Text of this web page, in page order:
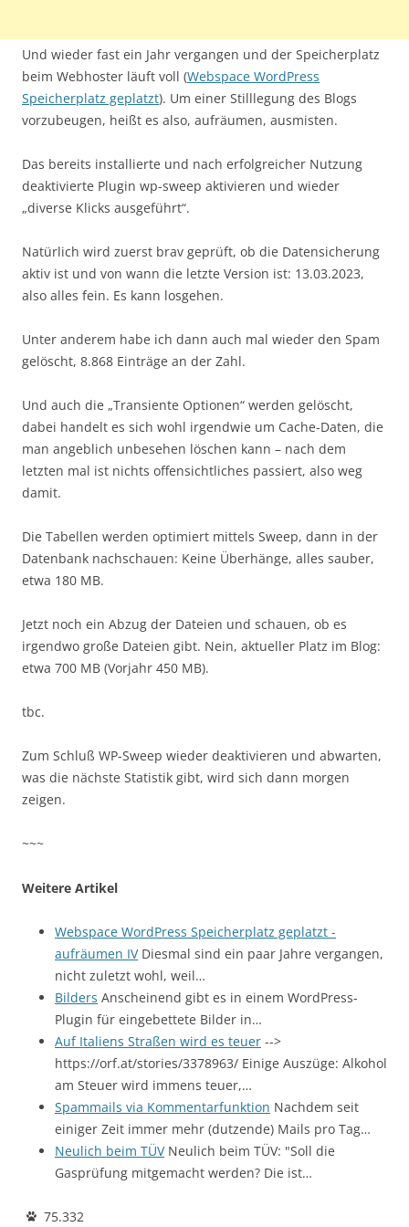
Und wieder fast ein Jahr vergangen und der Speicherplatz
beim Webhoster läuft voll (Webspace WordPress
Speicherplatz geplatzt). Um einer Stilllegung des Blogs
vorzubeugen, heißt es also, aufräumen, ausmisten.
Das bereits installierte und nach erfolgreicher Nutzung
deaktivierte Plugin wp-sweep aktivieren und wieder
„diverse Klicks ausgeführt“.
Natürlich wird zuerst brav geprüft, ob die Datensicherung
aktiv ist und von wann die letzte Version ist: 13.03.2023,
also alles fein. Es kann losgehen.
Unter anderem habe ich dann auch mal wieder den Spam
gelöscht, 8.868 Einträge an der Zahl.
Und auch die „Transiente Optionen“ werden gelöscht,
dabei handelt es sich wohl irgendwie um Cache-Daten, die
man angeblich unbesehen löschen kann – nach dem
letzten mal ist nichts offensichtliches passiert, also weg
damit.
Die Tabellen werden optimiert mittels Sweep, dann in der
Datenbank nachschauen: Keine Überhänge, alles sauber,
etwa 180 MB.
Jetzt noch ein Abzug der Dateien und schauen, ob es
irgendwo große Dateien gibt. Nein, aktueller Platz im Blog:
etwa 700 MB (Vorjahr 450 MB).
tbc.
Zum Schluß WP-Sweep wieder deaktivieren und abwarten,
was die nächste Statistik gibt, wird sich dann morgen
zeigen.
~~~
Weitere Artikel
Webspace WordPress Speicherplatz geplatzt -
aufräumen IVDiesmal sind ein paar Jahre vergangen,
nicht zuletzt wohl, weil…
Bilders Anscheinend gibt es in einem WordPress-
Plugin für eingebettete Bilder in…
Auf Italiens Straßen wird es teuer -->
https://orf.at/stories/3378963/ Einige Auszüge: Alkohol
am Steuer wird immens teuer,…
Spammails via Kommentarfunktion Nachdem seit
einiger Zeit immer mehr (dutzende) Mails pro Tag…
Neulich beim TÜVNeulich beim TÜV: "Soll die
Gasprüfung mitgemacht werden? Die ist…
75.332